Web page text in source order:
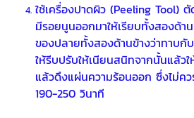
ใช้เครื่องปาดผิว (Peeling Tool)
มีรอยนูนออกมาให้เรียบทั้งสองด้
ของปลายทั้งสองด้านข้างว่าทาบกั
ให้รีบปรับให้เนียนสนิทจากนั้นแล้ว
แล้วดึงแผ่นความร้อนออก ซึ่งไม่คว
190-250 วินาที